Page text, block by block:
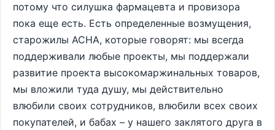
потому что силушка фармацевта и провизора
пока еще есть. Есть определенные возмущения,
старожилы АСНА, которые говорят: мы всегда
поддерживали любые проекты, мы поддержали
развитие проекта высокомаржинальных товаров,
мы вложили туда душу, мы действительно
влюбили своих сотрудников, влюбили всех своих
покупателей, и бабах – у нашего заклятого друга в